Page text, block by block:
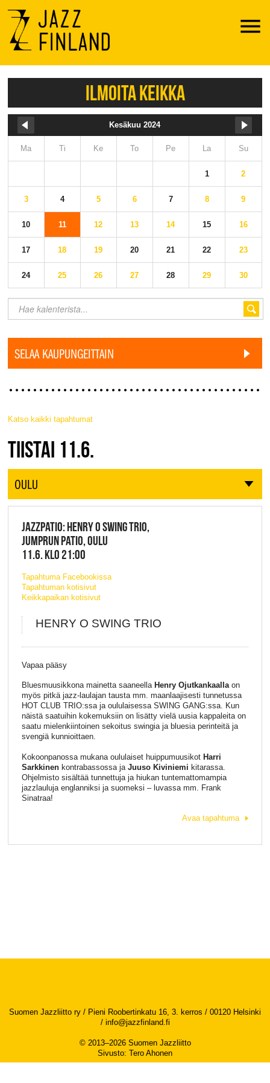
Menu
ILMOITA KEIKKA
Kesäkuu 2024
Ma Ti Ke To Pe La Su
1 2
3 4 5 6 7 8 9
10 11 12 13 14 15 16
17 18 19 20 21 22 23
24 25 26 27 28 29 30
SELAA KAUPUNGEITTAIN
Katso kaikki tapahtumat
JAZZ FINLAND LIVE
TIISTAI 11.6.
OULU
JAZZPATIO: HENRY O SWING TRIO,
JUMPRUN PATIO, OULU
11.6. KLO 21:00
Tapahtuma Facebookissa
Tapahtuman kotisivut
Keikkapaikan kotisivut
HENRY O SWING TRIO
Vapaa pääsy
Bluesmuusikkona mainetta saaneella Henry Ojutkankaallaon
myös pitkä jazz-laulajan tausta mm. maanlaajisesti tunnetussa
HOT CLUB TRIO:ssa ja oululaisessa SWING GANG:ssa. Kun
näistä saatuihin kokemuksiin on lisätty vielä uusia kappaleita on
saatu mielenkiintoinen sekoitus swingia ja bluesia perinteitä ja
svengiä kunnioittaen.
Kokoonpanossa mukana oululaiset huippumuusikot Harri
Sarkkinenkontrabassossa ja Juuso Kiviniemi kitarassa.
Ohjelmisto sisältää tunnettuja ja hiukan tuntemattomampia
jazzlauluja englanniksi ja suomeksi – luvassa mm. Frank
Sinatraa!
Avaa tapahtuma
Suomen Jazzliitto ry / Pieni Roobertinkatu 16, 3. kerros / 00120 Helsinki
/ info@jazzfinland.fi
© 2013–2026 Suomen Jazzliitto
Sivusto: Tero Ahonen